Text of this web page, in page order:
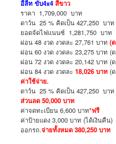
อีลีท ขับ4x4 สีขาว
ราคา 1,709,000 บาท
ดาว์น 25 % คิดเป็น 427,250 บาท
ยอดจัดไฟแนนซ์ 1,281,750 บาท
ผ่อน 48 งวด งวดละ 27,761 บาท (
ผ่อน 60 งวด งวดละ 23,275 บาท (
ผ่อน 72 งวด งวดละ 20,142 บาท (
ผ่อน 84 งวด งวดละ 18,026 บาท (
ค่าใช้จ่าย.
ดาว์น 25 % คิดเป็น 427,250 บาท
ส่วนลด 50,000 บาท
ค่าจดทะเบียน 6,600 บาท*ฟรี
ค่าป้ายแดง 3,000 บาท (ได้เงินคืน)
ออกรถ.จ่ายทั้งหมด 380,250 บาท